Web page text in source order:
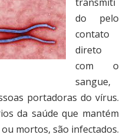
do pelo
contato
direto
com o
sangue,
portadoras do vírus.
da saúde que mantém
mortos, são infectados.